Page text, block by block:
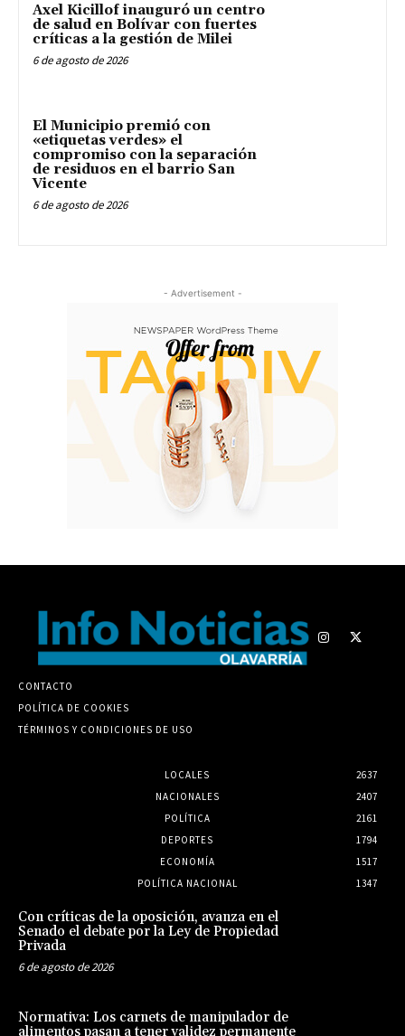
Axel Kicillof inauguró un centro
de salud en Bolívar con fuertes
críticas a la gestión de Milei
6 de agosto de 2026
El Municipio premió con
«etiquetas verdes» el
compromiso con la separación
de residuos en el barrio San
Vicente
6 de agosto de 2026
- Advertisement -
CONTACTO
POLÍTICA DE COOKIES
TÉRMINOS Y CONDICIONES DE USO
LOCALES
2637
NACIONALES
2407
POLÍTICA
2161
DEPORTES
1794
ECONOMÍA
1517
POLÍTICA NACIONAL
1347
Con críticas de la oposición, avanza en el
Senado el debate por la Ley de Propiedad
Privada
6 de agosto de 2026
Normativa: Los carnets de manipulador de
alimentos pasan a tener validez permanente